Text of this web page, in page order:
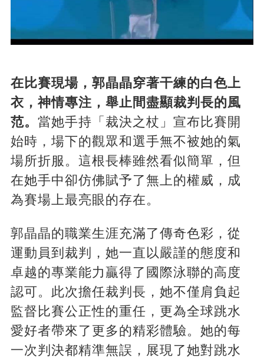
在比賽現場，郭晶晶穿著干練的白色上
衣，神情專注，舉止間盡顯裁判長的風
范。 當她手持「裁決之杖」宣布比賽開
始時，場下的觀眾和選手無不被她的氣
場所折服​​。這根長棒雖然看似簡單，但
在她手中卻仿佛賦予了無上的權威，成
為賽場上最亮眼的存在。
郭晶晶的職業生涯充滿了傳奇色彩，從
運動員到裁判，她一直以嚴謹的態度和
卓越的專業能力贏得了國際泳聯的高度
認可。此次擔任裁判長，她不僅肩負起
監督比賽公正性的重任，更為全球跳水
愛好者帶來了更多的精彩體驗​​​​。她的每
一次判決都精準無誤，展現了她對跳水